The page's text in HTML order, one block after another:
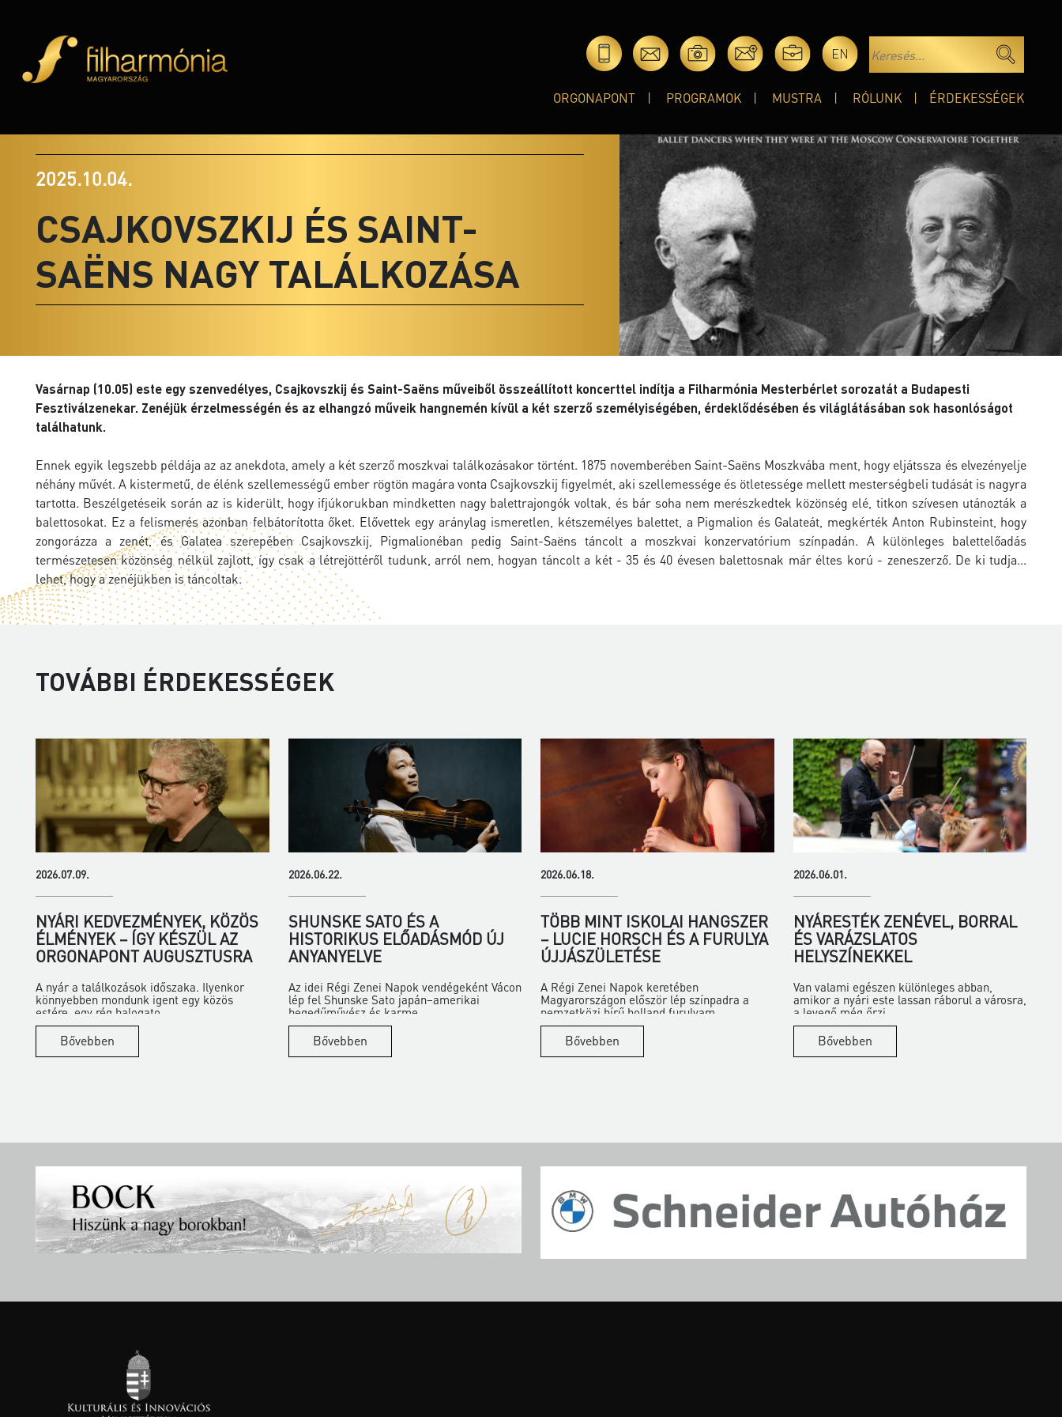
EN
ORGONAPONT PROGRAMOK MUSTRA RÓLUNK ÉRDEKESSÉGEK
2025.10.04.
CSAJKOVSZKIJ ÉS SAINT-
SAËNS NAGY TALÁLKOZÁSA
Vasárnap (10.05) este egy szenvedélyes, Csajkovszkij és Saint-Saëns műveiből összeállított koncerttel indítja a Filharmónia Mesterbérlet sorozatát a Budapesti
Fesztiválzenekar. Zenéjük érzelmességén és az elhangzó műveik hangnemén kívül a két szerző személyiségében, érdeklődésében és világlátásában sok hasonlóságot
találhatunk.
Ennek egyik legszebb példája az az anekdota, amely a két szerző moszkvai találkozásakor történt. 1875 novemberében Saint-Saëns Moszkvába ment, hogy eljátssza és elvezényelje
néhány művét. A kistermetű, de élénk szellemességű ember rögtön magára vonta Csajkovszkij figyelmét, aki szellemessége és ötletessége mellett mesterségbeli tudását is nagyra
tartotta. Beszélgetéseik során az is kiderült, hogy ifjúkorukban mindketten nagy balettrajongók voltak, és bár soha nem merészkedtek közönség elé, titkon szívesen utánozták a
balettosokat. Ez a felismerés azonban felbátorította őket. Elővettek egy aránylag ismeretlen, kétszemélyes balettet, a Pigmalion és Galateát, megkérték Anton Rubinsteint, hogy
zongorázza a zenét, és Galatea szerepében Csajkovszkij, Pigmalionéban pedig Saint-Saëns táncolt a moszkvai konzervatórium színpadán. A különleges balettelőadás
természetesen közönség nélkül zajlott, így csak a létrejöttéről tudunk, arról nem, hogyan táncolt a két - 35 és 40 évesen balettosnak már éltes korú - zeneszerző. De ki tudja...
lehet, hogy a zenéjükben is táncoltak.
TOVÁBBI ÉRDEKESSÉGEK
2026.07.09.
NYÁRI KEDVEZMÉNYEK, KÖZÖS
ÉLMÉNYEK – ÍGY KÉSZÜL AZ
ORGONAPONT AUGUSZTUSRA
A nyár a találkozások időszaka. Ilyenkor
könnyebben mondunk igent egy közös
estére, egy rég halogato...
Bővebben
2026.06.22.
SHUNSKE SATO ÉS A
HISTORIKUS ELŐADÁSMÓD ÚJ
ANYANYELVE
Az idei Régi Zenei Napok vendégeként Vácon
lép fel Shunske Sato japán–amerikai
hegedűművész és karme...
Bővebben
2026.06.18.
TÖBB MINT ISKOLAI HANGSZER
– LUCIE HORSCH ÉS A FURULYA
ÚJJÁSZÜLETÉSE
A Régi Zenei Napok keretében
Magyarországon először lép színpadra a
nemzetközi hírű holland furulyam...
Bővebben
2026.06.01.
NYÁRESTÉK ZENÉVEL, BORRAL
ÉS VARÁZSLATOS
HELYSZÍNEKKEL
Van valami egészen különleges abban,
amikor a nyári este lassan ráborul a városra,
a levegő még őrzi...
Bővebben